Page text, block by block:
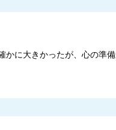
に大きかったが、心の準